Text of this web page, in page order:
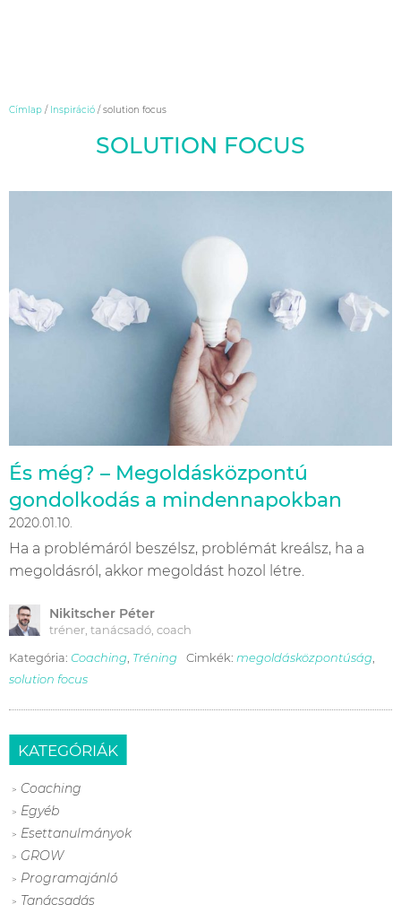
Címlap / Inspiráció /solution focus
SOLUTION FOCUS
És még? – Megoldásközpontú
gondolkodás a mindennapokban
2020.01.10.
Ha a problémáról beszélsz, problémát kreálsz, ha a
megoldásról, akkor megoldást hozol létre.
Nikitscher Péter
tréner, tanácsadó, coach
Kategória: Coaching, Tréning Cimkék: megoldásközpontúság,
solution focus
KATEGÓRIÁK
Coaching
Egyéb
Esettanulmányok
GROW
Programajánló
Tanácsadás